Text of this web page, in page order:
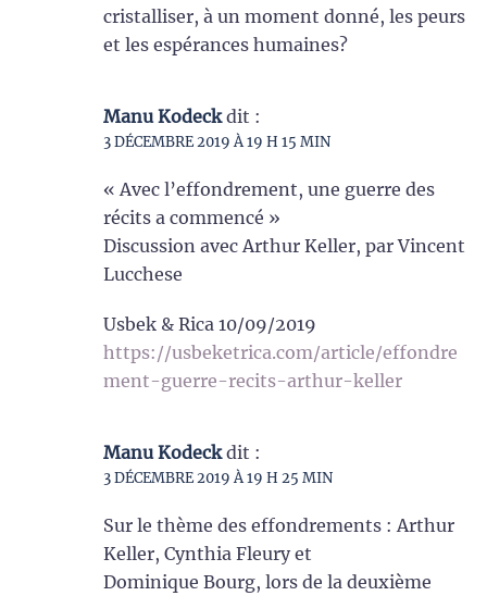
cristalliser, à un moment donné, les peurs
et les espérances humaines?
Manu Kodeck dit :
3 DÉCEMBRE 2019 À 19 H 15 MIN
« Avec l’effondrement, une guerre des
récits a commencé »
Discussion avec Arthur Keller, par Vincent
Lucchese
Usbek & Rica 10/09/2019
https://usbeketrica.com/article/effondre
ment-guerre-recits-arthur-keller
Manu Kodeck dit :
3 DÉCEMBRE 2019 À 19 H 25 MIN
Sur le thème des effondrements : Arthur
Keller, Cynthia Fleury et
Dominique Bourg, lors de la deuxième